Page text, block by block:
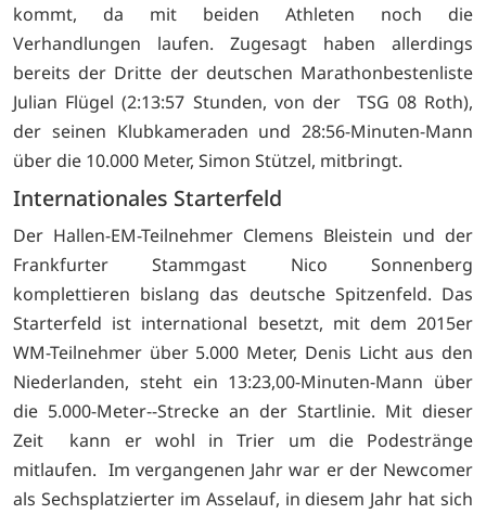
kommt, da mit beiden Athleten noch die
Verhandlungen laufen. Zugesagt haben allerdings
bereits der Dritte der deutschen Marathonbestenliste
Julian Flügel (2:13:57 Stunden, von der TSG 08 Roth),
der seinen Klubkameraden und 28:56-Minuten-Mann
über die 10.000 Meter, Simon Stützel, mitbringt.
Internationales Starterfeld
Der Hallen-EM-Teilnehmer Clemens Bleistein und der
Frankfurter Stammgast Nico Sonnenberg
komplettieren bislang das deutsche Spitzenfeld. Das
Starterfeld ist international besetzt, mit dem 2015er
WM-Teilnehmer über 5.000 Meter, Denis Licht aus den
Niederlanden, steht ein 13:23,00-Minuten-Mann über
die 5.000-Meter--Strecke an der Startlinie. Mit dieser
Zeit kann er wohl in Trier um die Podestränge
mitlaufen. Im vergangenen Jahr war er der Newcomer
als Sechsplatzierter im Asselauf, in diesem Jahr hat sich